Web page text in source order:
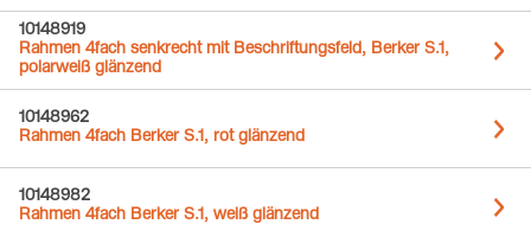
10148919
Rahmen 4fach senkrecht mit Beschriftungsfeld, Berker S.1,
polarweiß glänzend
10148962
Rahmen 4fach Berker S.1, rot glänzend
10148982
Rahmen 4fach Berker S.1, weiß glänzend